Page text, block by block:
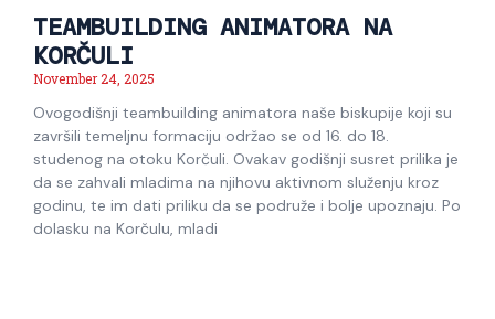
TEAMBUILDING ANIMATORA NA
KORČULI
November 24, 2025
Ovogodišnji teambuilding animatora naše biskupije koji su
završili temeljnu formaciju održao se od 16. do 18.
studenog na otoku Korčuli. Ovakav godišnji susret prilika je
da se zahvali mladima na njihovu aktivnom služenju kroz
godinu, te im dati priliku da se podruže i bolje upoznaju. Po
dolasku na Korčulu, mladi